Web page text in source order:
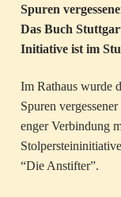
Spuren
Das Buch
Initiative ist im
Im Rathaus wurde
Spuren
enger Verbindung
“Die Anstifter”.